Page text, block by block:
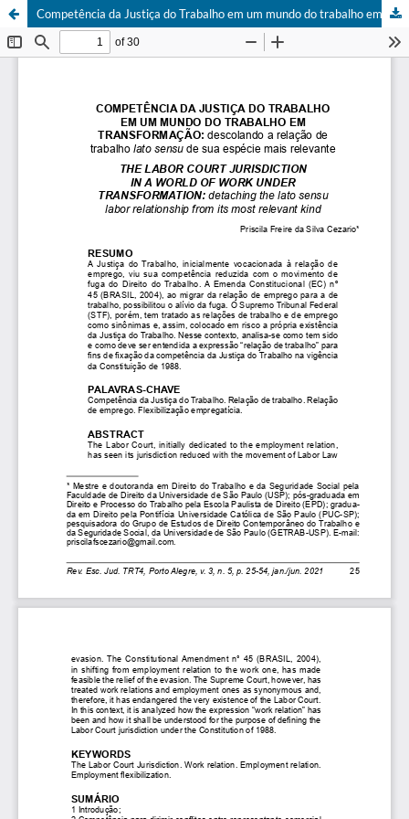
Competência da Justiça do Trabalho em um mundo do trabalho em transformação